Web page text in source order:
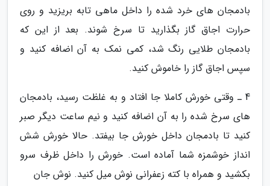
بادمجان های خرد شده را داخل ماهی تابه بریزید و روی
حرارت اجاق گاز بگذارید تا سرخ شوند. بعد از این که
بادمجان طلایی رنگ شد، کمی نمک به آن اضافه کنید و
سپس اجاق گاز را خاموش کنید.
4 ـ وقتی خورش کاملا جا افتاد و به غلظت رسید، بادمجان
های سرخ شده را به آن اضافه کنید و نیم ساعت دیگر صبر
کنید تا بادمجان داخل خورش جا بیفتد. حالا خورش شش
انداز خوشمزه شما آماده است. خورش را داخل ظرف سرو
بکشید و همراه با کته زعفرانی نوش میل کنید. نوش جان